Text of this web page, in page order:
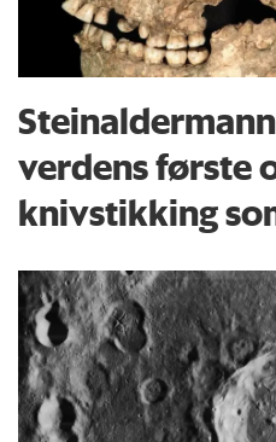
verdens første
knivstikking